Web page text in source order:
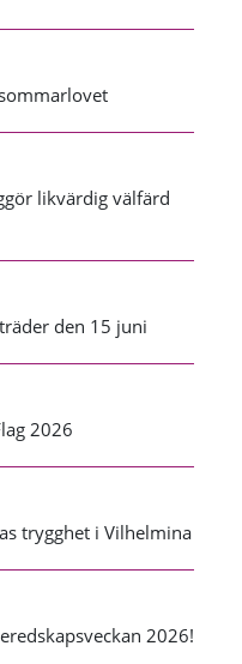
likvärdig välfärd
den 15 juni
2026
trygghet i Vilhelmina
2026!